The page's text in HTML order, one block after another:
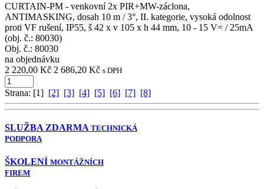
CURTAIN-PM - venkovní 2x PIR+MW-záclona,
ANTIMASKING, dosah 10 m / 3°, II. kategorie, vysoká odolnost
proti VF rušení, IP55, š 42 x v 105 x h 44 mm, 10 - 15 V= / 25mA
(obj. č.: 80030)
Obj. č.: 80030
na objednávku
2 220,00 Kč 2 686,20 Kč s DPH
Strana: [1] [2] [3] [4] [5] [6] [7] [8]
SLUŽBA ZDARMA TECHNICKÁ
PODPORA
ŠKOLENÍ MONTÁŽNÍCH
FIREM